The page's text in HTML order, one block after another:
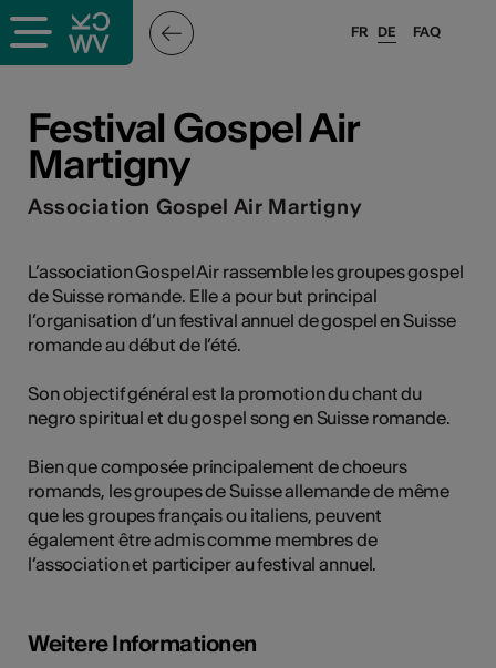
FAQ
FR DE
Festival Gospel Air
Martigny
Association Gospel Air Martigny
L’association Gospel Air rassemble les groupes gospel
de Suisse romande. Elle a pour but principal
l’organisation d’un festival annuel de gospel en Suisse
romande au début de l’été.
Son objectif général est la promotion du chant du
negro spiritual et du gospel song en Suisse romande.
Bien que composée principalement de choeurs
romands, les groupes de Suisse allemande de même
que les groupes français ou italiens, peuvent
également être admis comme membres de
l’association et participer au festival annuel.
Weitere Informationen